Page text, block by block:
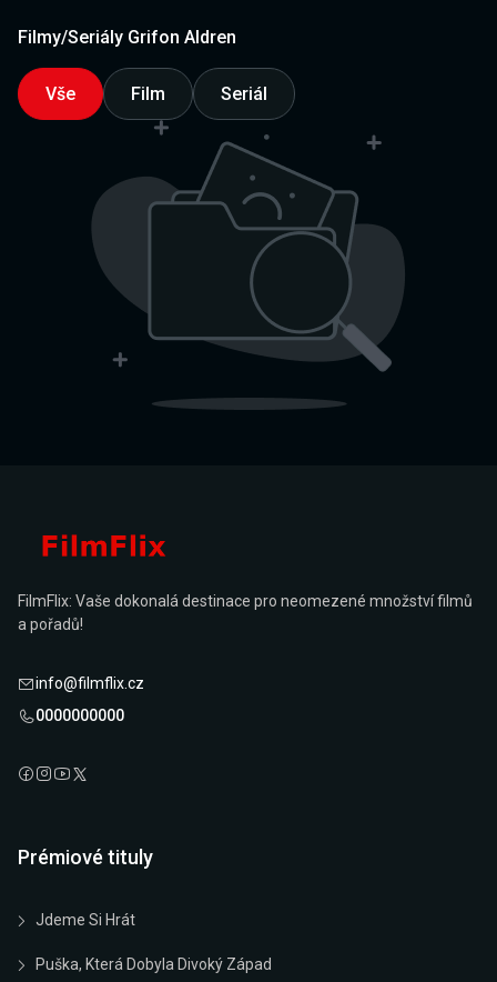
Filmy/Seriály Grifon Aldren
Vše Film Seriál
FilmFlix: Vaše dokonalá destinace pro neomezené množství filmů
a pořadů!
info@filmflix.cz
0000000000
Prémiové tituly
Jdeme Si Hrát
Puška, Která Dobyla Divoký Západ